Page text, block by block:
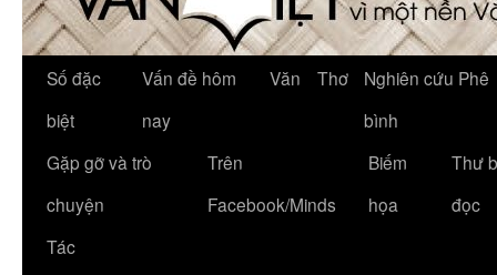
Số đặc
biệt
Vấn đề hôm
nay
Văn Thơ
Nghiên cứu Phê
bình
Gặp gỡ và trò
chuyện
Trên
Facebook/Minds
Biếm
họa
Thư
đọc
Tác